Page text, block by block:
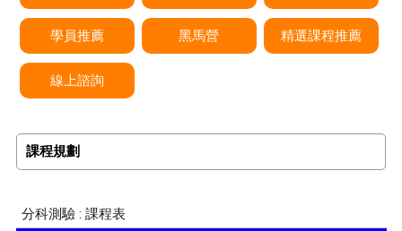
學員推薦 黑馬營 精選課程推薦
線上諮詢
課程規劃